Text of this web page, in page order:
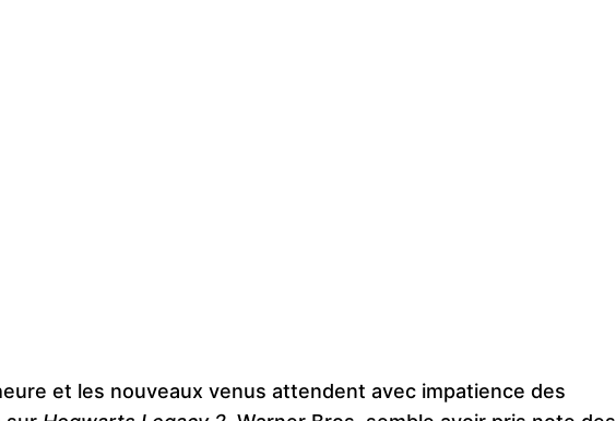
et les nouveaux venus attendent avec impatience des